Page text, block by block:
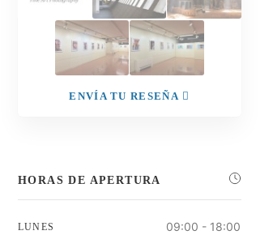
ENVÍA TU RESEÑA
HORAS DE APERTURA
LUNES 09:00 - 18:00